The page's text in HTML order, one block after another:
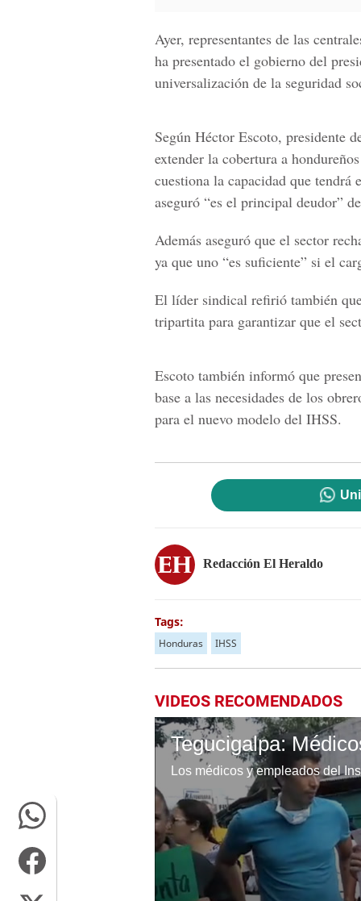
Ayer, representantes de las
ha presentado el gobierno del
universalización de la seguridad
Según Héctor Escoto, presidente
extender la cobertura a
cuestiona la capacidad que tendrá
aseguró “es el principal deudor”
Además aseguró que el sector
ya que uno “es suficiente” si el
El líder sindical refirió también
tripartita para garantizar que el
Escoto también informó que
base a las necesidades de los
para el nuevo modelo del IHSS.
Redacción El Heraldo
Tags:
Honduras IHSS
VIDEOS RECOMENDADOS